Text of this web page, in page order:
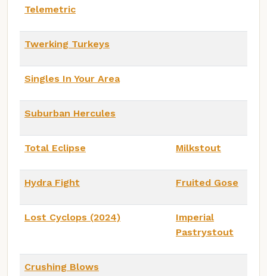
Telemetric
Twerking Turkeys
Singles In Your Area
Suburban Hercules
Total Eclipse Milkstout
Hydra Fight Fruited Gose
Lost Cyclops (2024)
Imperial
Pastrystout
Crushing Blows